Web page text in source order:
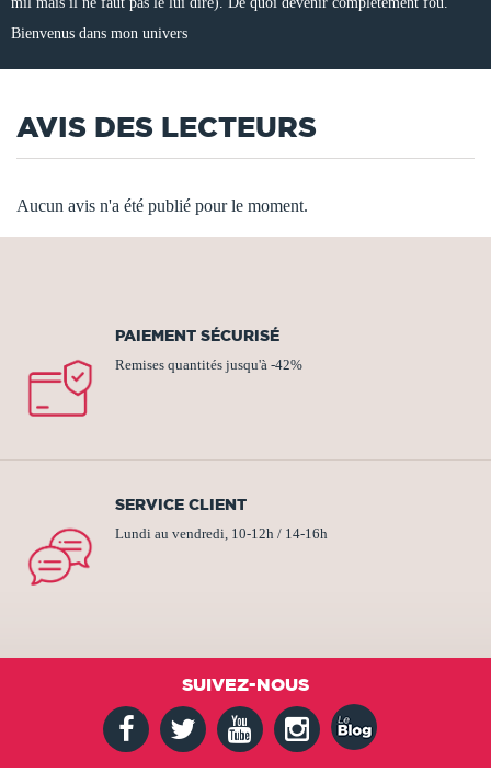
Bienvenus dans mon univers
AVIS DES LECTEURS
Aucun avis n'a été publié pour le moment.
PAIEMENT SÉCURISÉ
Remises quantités jusqu'à -42%
SERVICE CLIENT
Lundi au vendredi, 10-12h / 14-16h
SUIVEZ-NOUS